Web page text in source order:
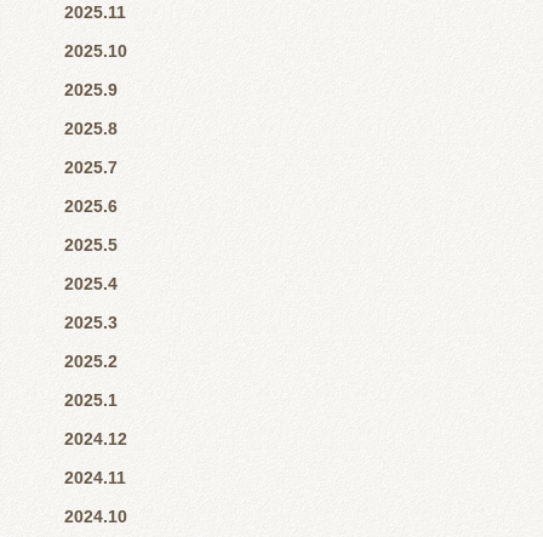
2025.11
2025.10
2025.9
2025.8
2025.7
2025.6
2025.5
2025.4
2025.3
2025.2
2025.1
2024.12
2024.11
2024.10